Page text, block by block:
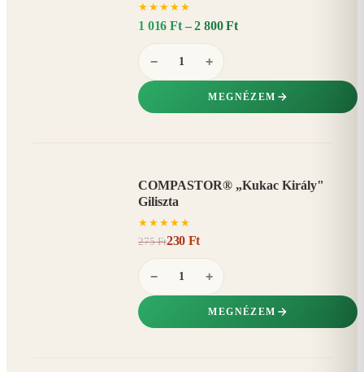
★ ★ ★ ★ ★
1 016 Ft – 2 800 Ft
− +
MEGNÉZEM
COMPASTOR® „Kukac Király"
Giliszta
★ ★ ★ ★ ★
275 Ft230 Ft
− +
MEGNÉZEM